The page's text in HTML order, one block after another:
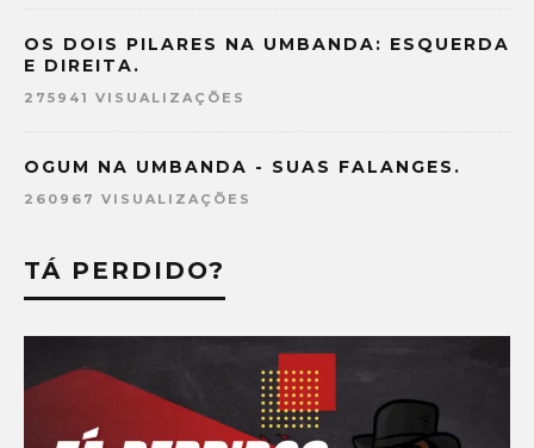
OS DOIS PILARES NA UMBANDA: ESQUERDA
E DIREITA.
275941 VISUALIZAÇÕES
OGUM NA UMBANDA - SUAS FALANGES.
260967 VISUALIZAÇÕES
TÁ PERDIDO?